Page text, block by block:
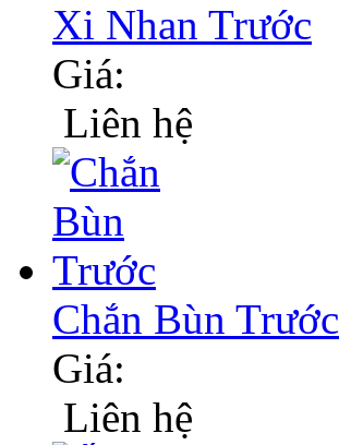
Xi Nhan Trước
Giá:
Liên hệ
Chắn Bùn Trước
Giá:
Liên hệ